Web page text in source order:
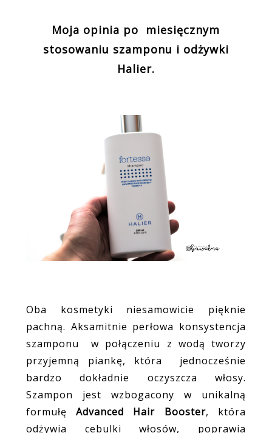
Moja opinia po miesięcznym
stosowaniu szamponu i odżywki
Halier.
Oba kosmetyki niesamowicie pięknie
pachną. Aksamitnie perłowa konsystencja
szamponu w połączeniu z wodą tworzy
przyjemną piankę, która jednocześnie
bardzo dokładnie oczyszcza włosy.
Szampon jest wzbogacony w unikalną
formułęAdvanced Hair Booster, która
odżywia cebulki włosów, poprawia